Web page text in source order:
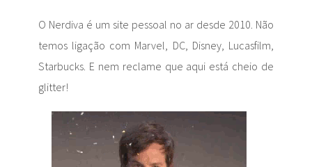
O Nerdiva é um site pessoal no ar desde 2010. Não
temos ligação com Marvel, DC, Disney, Lucasfilm,
Starbucks. E nem reclame que aqui está cheio de
glitter!